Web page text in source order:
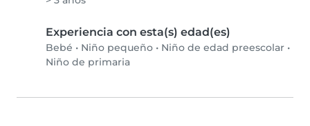
Experiencia con esta(s) edad(es)
Bebé • Niño pequeño • Niño de edad preescolar •
Niño de primaria